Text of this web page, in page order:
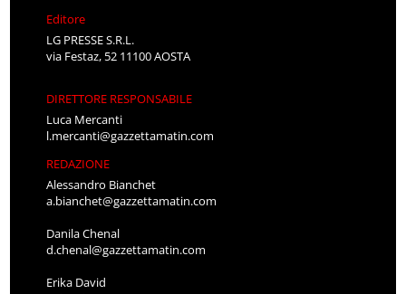
Editore
LG PRESSE S.R.L.
via Festaz, 52 11100 AOSTA
DIRETTORE RESPONSABILE
Luca Mercanti
l.mercanti@gazzettamatin.com
REDAZIONE
Alessandro Bianchet
a.bianchet@gazzettamatin.com
Danila Chenal
d.chenal@gazzettamatin.com
Erika David